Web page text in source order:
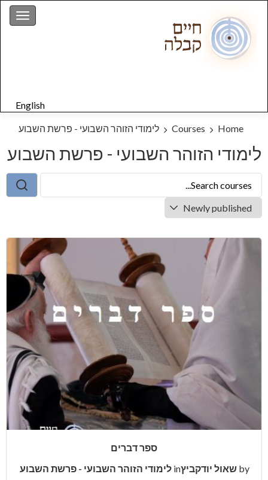
English
Home
Courses לימודי הזוהר השבועי - פרשת השבוע
לימודי הזוהר השבועי - פרשת השבוע
ספר דברים
by שאול יודקביץin לימודי הזוהר השבועי - פרשת השבוע